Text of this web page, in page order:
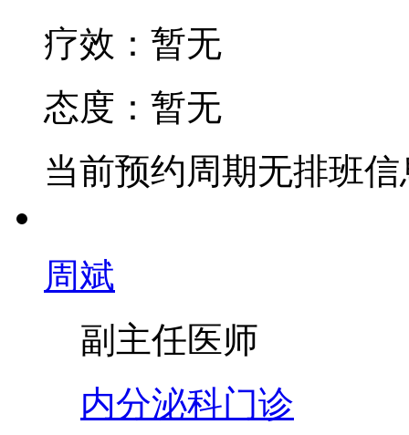
疗效： 暂无
态度： 暂无
当前预约周期无排班信
周斌
副主任医师
内分泌科门诊